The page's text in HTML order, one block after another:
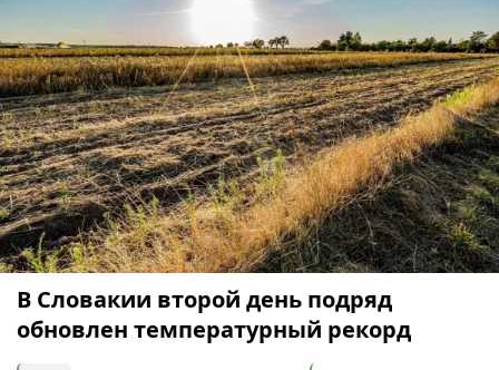
В Словакии второй день подряд
обновлен температурный рекорд